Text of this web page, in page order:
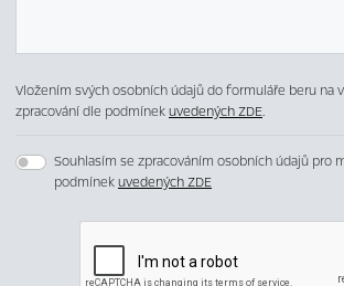
Vložením svých osobních údajů do formuláře beru na
zpracování dle podmínekuvedených ZDE.
Souhlasím se zpracováním osobních údajů pro
podmínekuvedených ZDE